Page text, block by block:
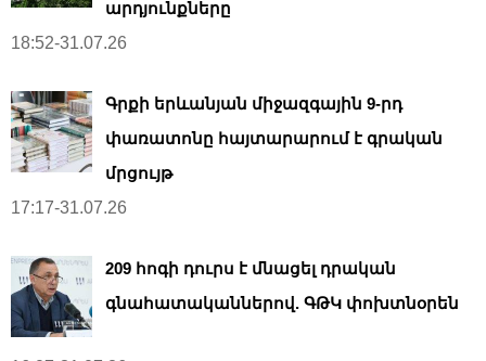
արդյունքները
18:52-31.07.26
Գրքի երևանյան միջազգային 9-րդ
փառատոնը հայտարարում է գրական
մրցույթ
17:17-31.07.26
209 հոգի դուրս է մնացել դրական
գնահատականներով. ԳԹԿ փոխտնօրեն